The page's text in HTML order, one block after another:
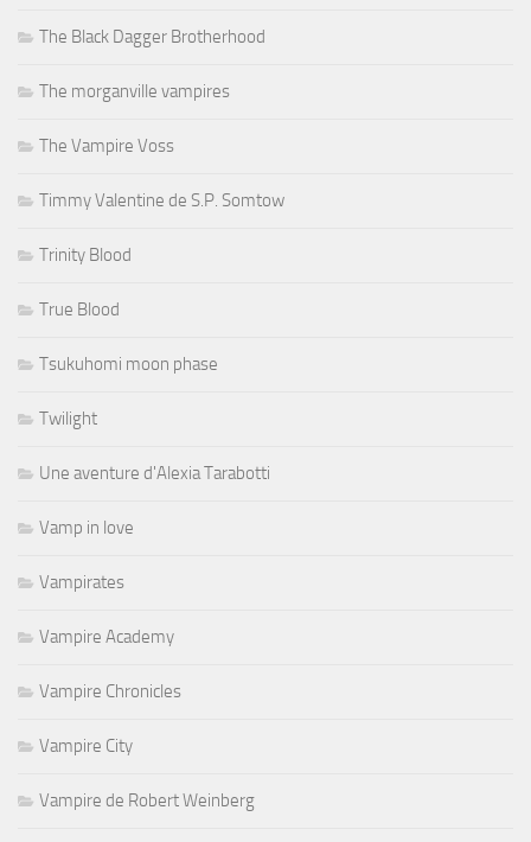
The Black Dagger Brotherhood
The morganville vampires
The Vampire Voss
Timmy Valentine de S.P. Somtow
Trinity Blood
True Blood
Tsukuhomi moon phase
Twilight
Une aventure d'Alexia Tarabotti
Vamp in love
Vampirates
Vampire Academy
Vampire Chronicles
Vampire City
Vampire de Robert Weinberg